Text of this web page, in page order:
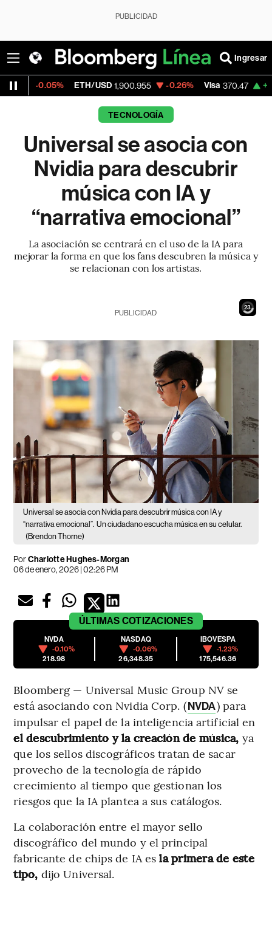
PUBLICIDAD
Ingresar
ETH/USD 1,900.955 -0.26% Visa 370.47 +0.52%
TECNOLOGÍA
Universal se asocia con
Nvidia para descubrir
música con IA y
“narrativa emocional”
La asociación se centrará en el uso de la IA para
mejorar la forma en que los fans descubren la música y
se relacionan con los artistas.
21
PUBLICIDAD
Universal se asocia con Nvidia para descubrir música con IA y
“narrativa emocional”. Un ciudadano escucha música en su celular.
(Brendon Thorne)
PorCharlotte Hughes-Morgan
06 de enero, 2026 | 02:26 PM
ÚLTIMAS COTIZACIONES
NVDA
-0.10%
218.98
NASDAQ
-0.06%
26,348.35
IBOVESPA
-1.23%
175,546.36
Bloomberg — Universal Music Group NV se
está asociando con Nvidia Corp. (NVDA) para
impulsar el papel de la inteligencia artificial en
el descubrimiento y la creación de música, ya
que los sellos discográficos tratan de sacar
provecho de la tecnología de rápido
crecimiento al tiempo que gestionan los
riesgos que la IA plantea a sus catálogos.
La colaboración entre el mayor sello
discográfico del mundo y el principal
fabricante de chips de IA es la primera de este
tipo, dijo Universal.